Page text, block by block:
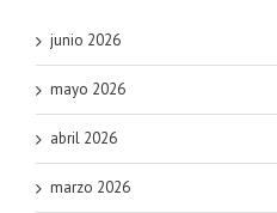
junio 2026
mayo 2026
abril 2026
marzo 2026